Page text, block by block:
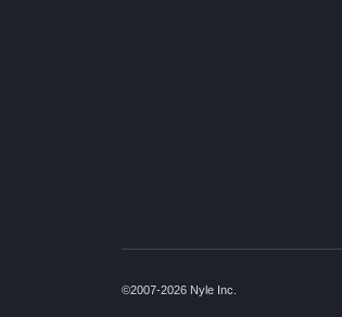
©2007-2026 Nyle Inc.